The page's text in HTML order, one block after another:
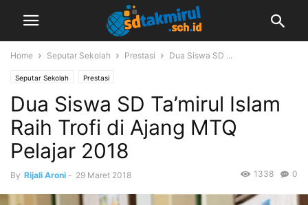
Home Seputar Sekolah Prestasi Dua Siswa SD ...
Seputar Sekolah Prestasi
Dua Siswa SD Ta’mirul Islam
Raih Trofi di Ajang MTQ
Pelajar 2018
By Rijali Aroni - 29 Maret 2018 0
1338